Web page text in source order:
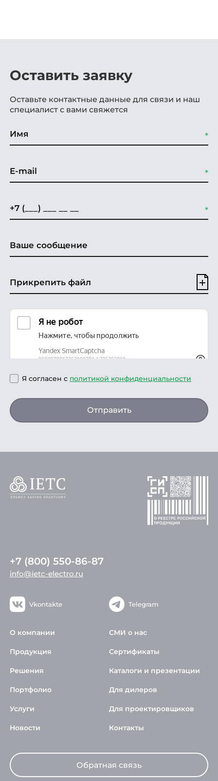
Оставить заявку
Оставьте контактные данные для связи и наш
специалист с вами свяжется
Прикрепить файл
Я согласен с политикой конфиденциальности
Отправить
+7 (800) 550-86-87
info@ietc-electro.ru
Vkontakte Telegram
О компании
Продукция
Решения
Портфолио
Услуги
Новости
СМИ о нас
Сертификаты
Каталоги и презентации
Для дилеров
Для проектировщиков
Контакты
Обратная связь